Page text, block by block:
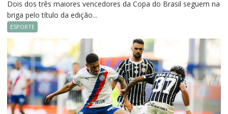
Dois dos três maiores vencedores da Copa do Brasil seguem na
briga pelo título da edição...
ESPORTE